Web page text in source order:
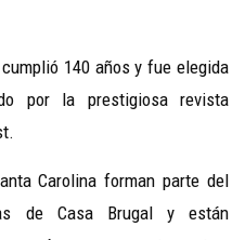
140 años y fue elegida
por la prestigiosa revista
Carolina forman parte del
de Casa Brugal y están